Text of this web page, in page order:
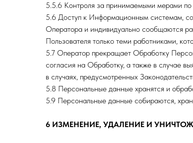
5.5.6 Контроля за принимаемыми мерами
5.6 Доступ к Информационным системам,
Оператора и индивидуально сообщаются
Пользователя только теми работниками,
5.7 Оператор прекращает Обработку
согласия на Обработку, а также в случае
в случаях, предусмотренных
5.8 Персональные данные хранятся и
5.9 Персональные данные собираются,
6 ИЗМЕНЕНИЕ, УДАЛЕНИЕ И